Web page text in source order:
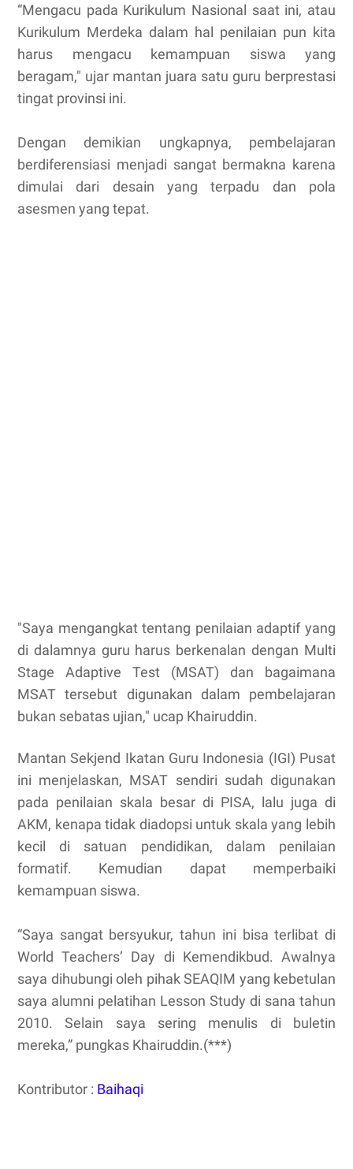
“Mengacu pada Kurikulum Nasional saat ini, atau
Kurikulum Merdeka dalam hal penilaian pun kita
harus mengacu kemampuan siswa yang
beragam," ujar mantan juara satu guru berprestasi
tingat provinsi ini.
Dengan demikian ungkapnya, pembelajaran
berdiferensiasi menjadi sangat bermakna karena
dimulai dari desain yang terpadu dan pola
asesmen yang tepat.
"Saya mengangkat tentang penilaian adaptif yang
di dalamnya guru harus berkenalan dengan Multi
Stage Adaptive Test (MSAT) dan bagaimana
MSAT tersebut digunakan dalam pembelajaran
bukan sebatas ujian," ucap Khairuddin.
Mantan Sekjend Ikatan Guru Indonesia (IGI) Pusat
ini menjelaskan, MSAT sendiri sudah digunakan
pada penilaian skala besar di PISA, lalu juga di
AKM, kenapa tidak diadopsi untuk skala yang lebih
kecil di satuan pendidikan, dalam penilaian
formatif. Kemudian dapat memperbaiki
kemampuan siswa.
“Saya sangat bersyukur, tahun ini bisa terlibat di
World Teachers’ Day di Kemendikbud. Awalnya
saya dihubungi oleh pihak SEAQIM yang kebetulan
saya alumni pelatihan Lesson Study di sana tahun
2010. Selain saya sering menulis di buletin
mereka,” pungkas Khairuddin.(***)
Kontributor : Baihaqi